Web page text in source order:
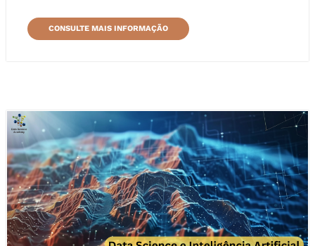
CONSULTE MAIS INFORMAÇÃO